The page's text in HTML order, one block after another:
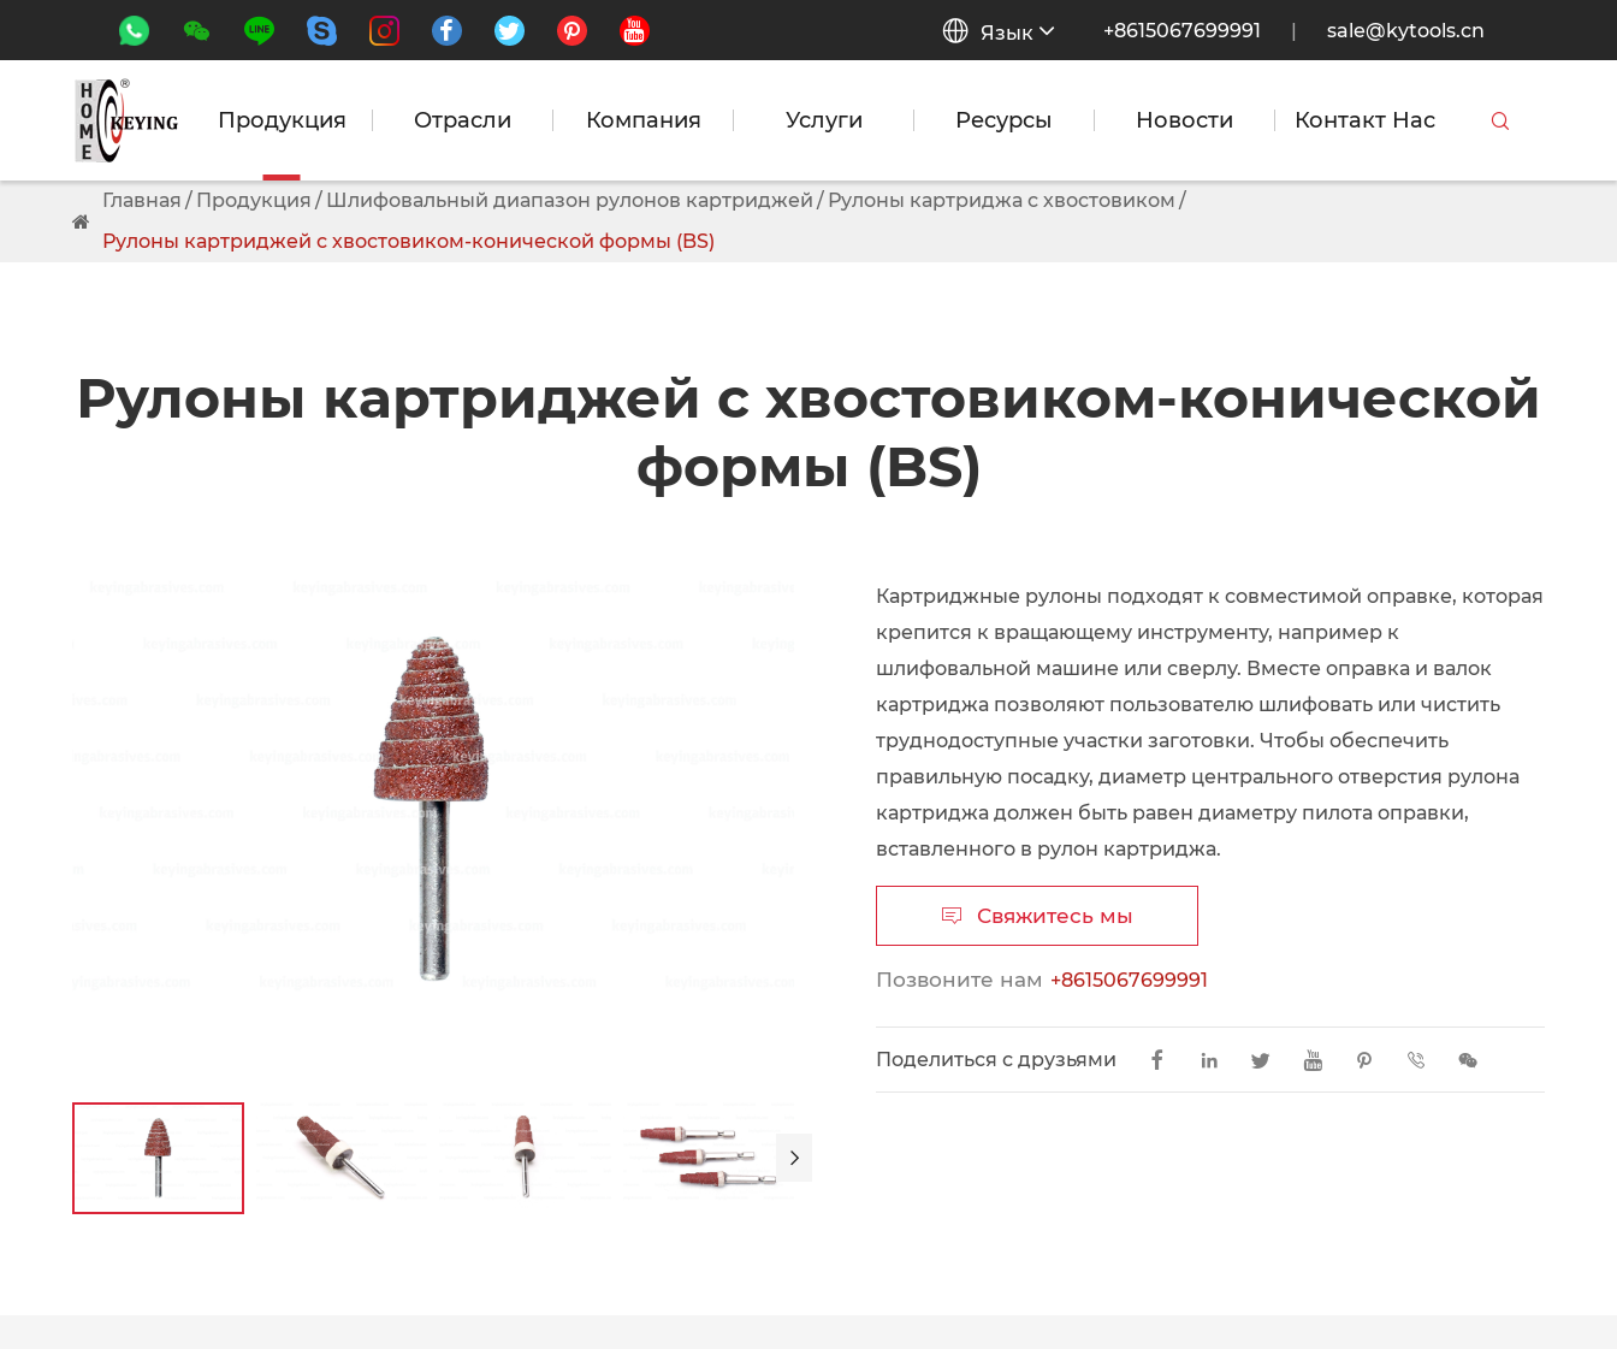
        Язык +8615067699991 | sale@kytools.cn
Продукция Отрасли Компания Услуги Ресурсы Новости Контакт Нас 
Главная Продукция Шлифовальный диапазон рулонов картриджей
Рулоны картриджа с хвостовиком
Рулоны картриджей с хвостовиком-конической формы (BS)
Рулоны картриджей с хвостовиком-конической
формы (BS)

Картриджные рулоны подходят к совместимой оправке, которая
крепится к вращающему инструменту, например к
шлифовальной машине или сверлу. Вместе оправка и валок
картриджа позволяют пользователю шлифовать или чистить
труднодоступные участки заготовки. Чтобы обеспечить
правильную посадку, диаметр центрального отверстия рулона
картриджа должен быть равен диаметру пилота оправки,
вставленного в рулон картриджа.
 Свяжитесь мы
Позвоните нам +8615067699991
Поделиться с друзьями       